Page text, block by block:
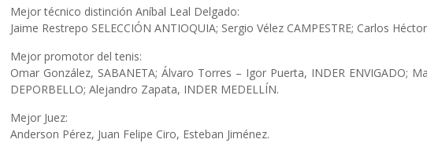
Mejor técnico distinción Aníbal Leal Delgado:
Jaime Restrepo SELECCIÓN ANTIOQUIA; Sergio Vélez CAMPESTRE; Carlos
Mejor promotor del tenis:
Omar González, SABANETA; Álvaro Torres – Igor Puerta, INDER ENVIGADO;
DEPORBELLO; Alejandro Zapata, INDER MEDELLÍN.
Mejor Juez:
Anderson Pérez, Juan Felipe Ciro, Esteban Jiménez.